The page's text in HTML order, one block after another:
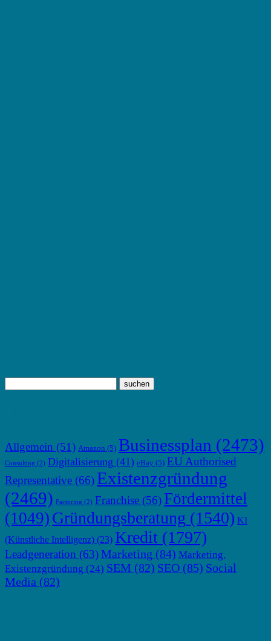
Allgemein (51) Amazon (5) Businessplan (2473)
Consulting (2) Digitalisierung (41) eBay (5) EU Authorised
Representative (66) Existenzgründung
(2469) Factoring (2) Franchise (56) Fördermittel
(1049) Gründungsberatung (1540) KI
(Künstliche Intelligenz) (23) Kredit (1797)
Leadgeneration (63)Marketing (84) Marketing.
Existenzgründung (24) SEM (82) SEO (85) Social
Media (82)